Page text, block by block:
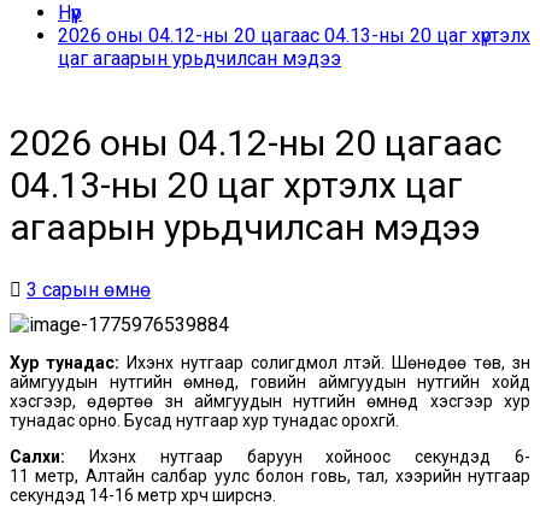
Нүүр
2026 оны 04.12-ны 20 цагаас 04.13-ны 20 цаг хүртэлх
цаг агаарын урьдчилсан мэдээ
2026 оны 04.12-ны 20 цагаас
04.13-ны 20 цаг хүртэлх цаг
агаарын урьдчилсан мэдээ
3 сарын өмнө
Хур тунадас: Ихэнх нутгаар солигдмол үүлтэй. Шөнөдөө төв, зүүн
аймгуудын нутгийн өмнөд, говийн аймгуудын нутгийн хойд
хэсгээр, өдөртөө зүүн аймгуудын нутгийн өмнөд хэсгээр хур
тунадас орно. Бусад нутгаар хур тунадас орохгүй.
Салхи: Ихэнх нутгаар баруун хойноос секундэд 6-
11 метр, Алтайн салбар уулс болон говь, тал, хээрийн нутгаар
секундэд 14-16 метр хүрч ширүүснэ.